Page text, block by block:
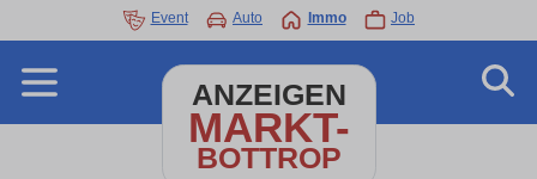
Event Auto Immo Job
ANZEIGEN
MARKT-
BOTTROP